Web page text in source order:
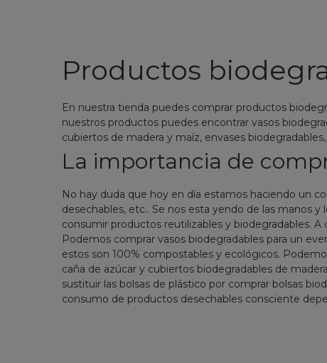
Productos
En nuestra tienda puedes comprar productos
nuestros productos puedes encontrar vasos
cubiertos de madera y maíz, envases
La importancia de
No hay duda que hoy en día estamos haciendo un
desechables, etc.. Se nos esta yendo de las manos
consumir productos reutilizables y biodegradables.
Podemos comprar vasos biodegradables para un
estos son 100% compostables y ecológicos.
caña de azúcar y cubiertos biodegradables de
sustituir las bolsas de plástico por comprar bolsas
consumo de productos desechables consciente